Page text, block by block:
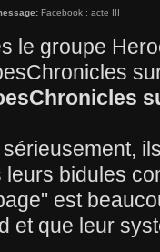
Facebook : acte III
le groupe
sérieusement,
leurs bidules
est
et que leur